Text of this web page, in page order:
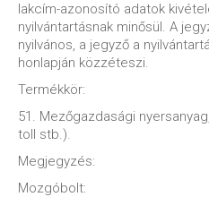
lakcím-azonosító adatok
nyilvántartásnak minősül. A
nyilvános, a jegyző a
honlapján közzéteszi.
Termékkör:
51. Mezőgazdasági
toll stb.).
Megjegyzés:
Mozgóbolt: